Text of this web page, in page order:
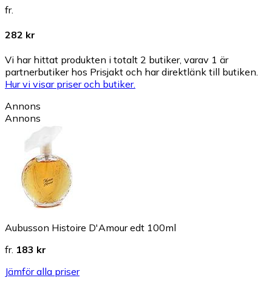
fr.
282 kr
Vi har hittat produkten i totalt 2 butiker, varav 1 är
partnerbutiker hos Prisjakt och har direktlänk till butiken.
Hur vi visar priser och butiker.
Annons
Annons
Aubusson Histoire D'Amour edt 100ml
fr. 183 kr
Jämför alla priser